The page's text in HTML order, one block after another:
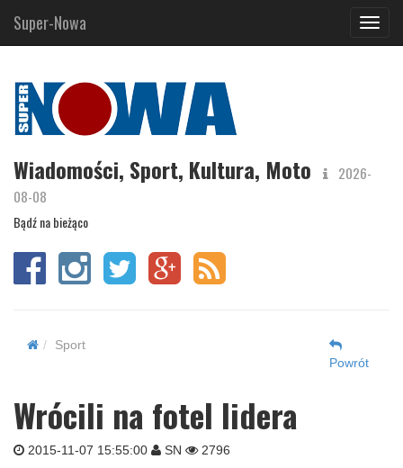
Super-Nowa
Wiadomości, Sport, Kultura, Moto
2026-
08-08
Bądź na bieżąco
Sport
Powrót
Wrócili na fotel lidera
2015-11-07 15:55:00 SN 2796